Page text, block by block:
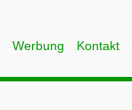
Werbung Kontakt